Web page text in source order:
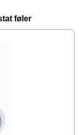
føler